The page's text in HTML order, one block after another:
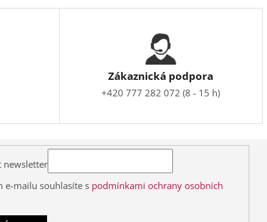
Zákaznická podpora
+420 777 282 072 (8 - 15 h)
newsletter
e-mailu souhlasíte s podmínkami ochrany osobních